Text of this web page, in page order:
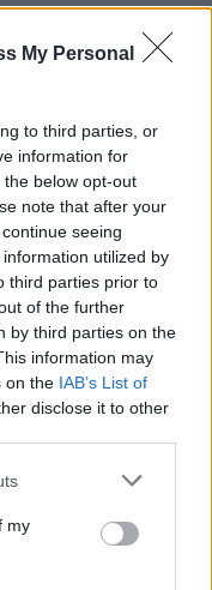
My Personal
to third parties, or
information for
below opt-out
note that after your
seeing
utilized by
third parties prior to
of the further
by third parties on the
information may
on the IAB’s List of
disclose it to other
or more Google
You may click to
third-party tags to
in below Google
my
σημερινά
απειλητικά
(vid)
στα μέσα
επιβάτες εκτός